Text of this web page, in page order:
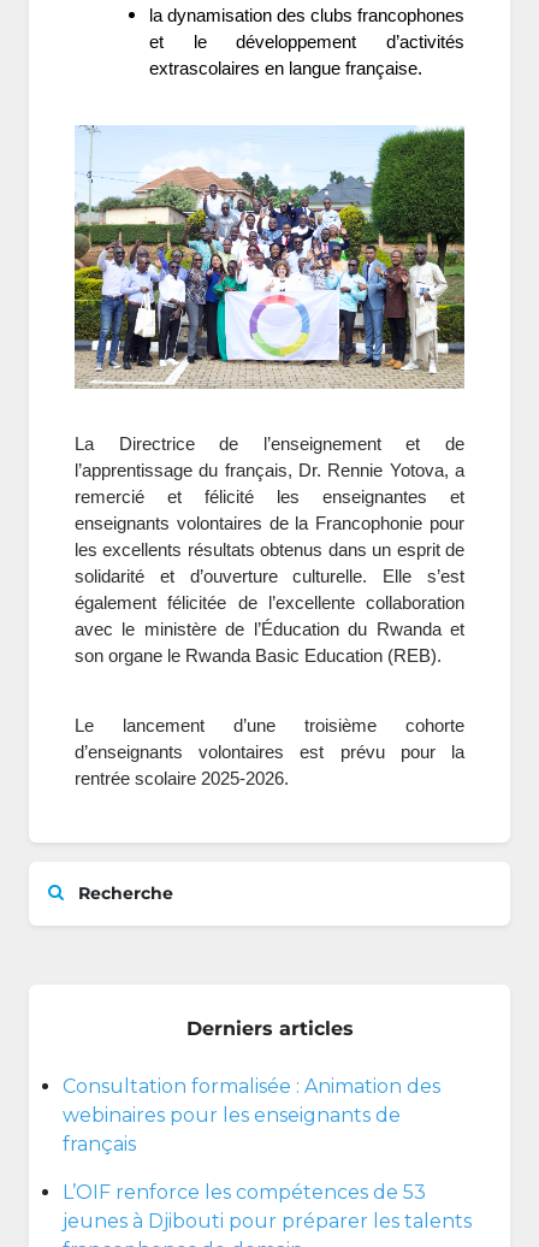
la dynamisation des clubs francophones
et le développement d’activités
extrascolaires en langue française.
La Directrice de l’enseignement et de
l’apprentissage du français, Dr. Rennie Yotova, a
remercié et félicité les enseignantes et
enseignants volontaires de la Francophonie pour
les excellents résultats obtenus dans un esprit de
solidarité et d’ouverture culturelle. Elle s’est
également félicitée de l’excellente collaboration
avec le ministère de l’Éducation du Rwanda et
son organe le Rwanda Basic Education (REB).
Le lancement d’une troisième cohorte
d’enseignants volontaires est prévu pour la
rentrée scolaire 2025-2026.
Recherche
Derniers articles
Consultation formalisée : Animation des
webinaires pour les enseignants de
français
L’OIF renforce les compétences de 53
jeunes à Djibouti pour préparer les talents